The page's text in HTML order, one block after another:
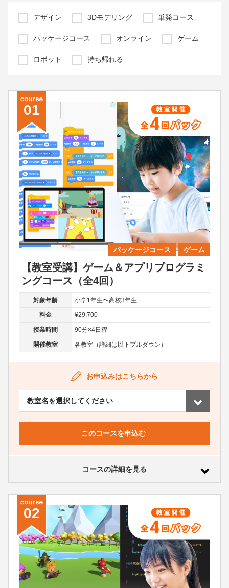
デザイン 3Dモデリング 単発コース
パッケージコース オンライン ゲーム
ロボット 持ち帰れる
01
パッケージコース ゲーム
【教室受講】ゲーム＆アプリプログラミ
ングコース（全4回）
対象年齢 小学1年生〜高校3年生
料金 ¥29,700
授業時間 90分×4日程
開催教室 各教室（詳細は以下プルダウン）
お申込みはこちらから
このコースを申込む
コースの詳細を見る
02